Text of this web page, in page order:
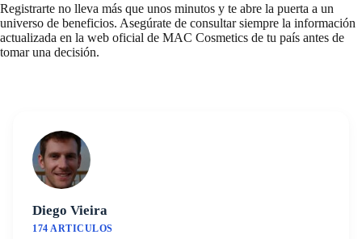
Registrarte no lleva más que unos minutos y te abre la puerta a un
universo de beneficios. Asegúrate de consultar siempre la información
actualizada en la web oficial de MAC Cosmetics de tu país antes de
tomar una decisión.
Diego Vieira
174 ARTICULOS